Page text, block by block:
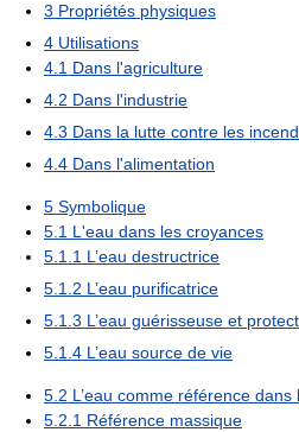
3 Propriétés physiques
4 Utilisations
4.1 Dans l'agriculture
4.2 Dans l'industrie
4.3 Dans la lutte contre les
4.4 Dans l'alimentation
5 Symbolique
5.1 L'eau dans les croyances
5.1.1 L’eau destructrice
5.1.2 L’eau purificatrice
5.1.3 L’eau guérisseuse et
5.1.4 L’eau source de vie
5.2 L’eau comme référence
5.2.1 Référence massique